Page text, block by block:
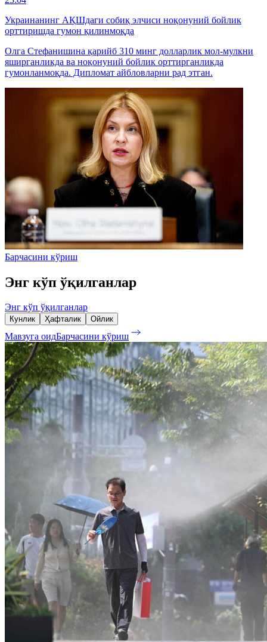
Украинанинг АҚШдаги собиқ элчиси ноқонуний бойлик
орттиришда гумон қилинмоқда
Олга Стефанишина қарийб 310 минг долларлик мол-мулкни
яширганликда ва ноқонуний бойлик орттирганликда
гумонланмоқда. Дипломат айбловларни рад этган.
Барчасини кўриш
Энг кўп ўқилганлар
Энг кўп ўқилганлар
Кунлик Ҳафталик Ойлик
Мавзуга оидБарчасини кўриш